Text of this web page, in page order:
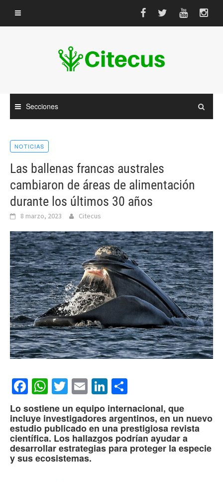
contenido
Secciones
NOTICIAS
Las ballenas francas australes
cambiaron de áreas de alimentación
durante los últimos 30 años
8 marzo, 2023 Citecus
Facebook
WhatsApp
Twitter
EmailLinkedIn
Lo sostiene un equipo internacional, que
incluye investigadores argentinos, en un nuevo
estudio publicado en una prestigiosa revista
científica. Los hallazgos podrían ayudar a
desarrollar estrategias para proteger la especie
y sus ecosistemas.